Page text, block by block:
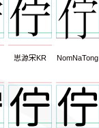
思源宋KR NomNaTong